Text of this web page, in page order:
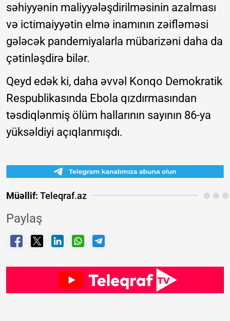
səhiyyənin maliyyələşdirilməsinin azalması
və ictimaiyyətin elmə inamının zəifləməsi
gələcək pandemiyalarla mübarizəni daha da
çətinləşdirə bilər.
Qeyd edək ki, daha əvvəl Konqo Demokratik
Respublikasında Ebola qızdırmasından
təsdiqlənmiş ölüm hallarının sayının 86-ya
yüksəldiyi açıqlanmışdı.
Müəllif: Teleqraf.az
Paylaş